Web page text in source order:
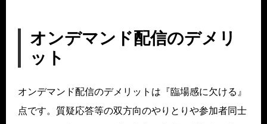
オンデマンド配信のデメリ
ット
オンデマンド配信のデメリットは『臨場感に欠ける』
点です。質疑応答等の双方向のやりとりや参加者同士